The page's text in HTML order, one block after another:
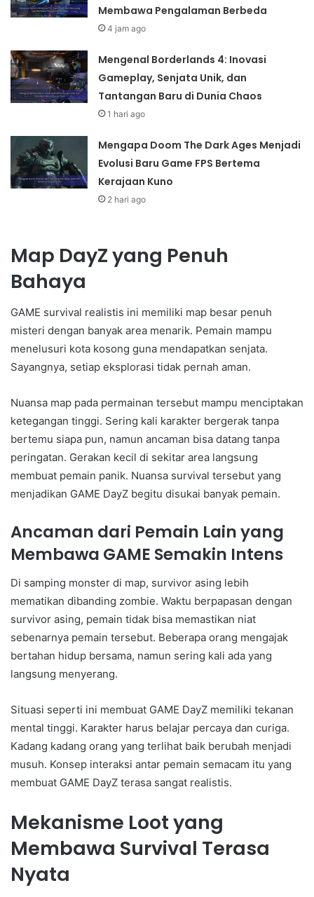
Membawa Pengalaman Berbeda
4 jam ago
Mengenal Borderlands 4: Inovasi
Gameplay, Senjata Unik, dan
Tantangan Baru di Dunia Chaos
1 hari ago
Mengapa Doom The Dark Ages Menjadi
Evolusi Baru Game FPS Bertema
Kerajaan Kuno
2 hari ago
Map DayZ yang Penuh
Bahaya
GAME survival realistis ini memiliki map besar penuh
misteri dengan banyak area menarik. Pemain mampu
menelusuri kota kosong guna mendapatkan senjata.
Sayangnya, setiap eksplorasi tidak pernah aman.
Nuansa map pada permainan tersebut mampu menciptakan
ketegangan tinggi. Sering kali karakter bergerak tanpa
bertemu siapa pun, namun ancaman bisa datang tanpa
peringatan. Gerakan kecil di sekitar area langsung
membuat pemain panik. Nuansa survival tersebut yang
menjadikan GAME DayZ begitu disukai banyak pemain.
Ancaman dari Pemain Lain yang
Membawa GAME Semakin Intens
Di samping monster di map, survivor asing lebih
mematikan dibanding zombie. Waktu berpapasan dengan
survivor asing, pemain tidak bisa memastikan niat
sebenarnya pemain tersebut. Beberapa orang mengajak
bertahan hidup bersama, namun sering kali ada yang
langsung menyerang.
Situasi seperti ini membuat GAME DayZ memiliki tekanan
mental tinggi. Karakter harus belajar percaya dan curiga.
Kadang kadang orang yang terlihat baik berubah menjadi
musuh. Konsep interaksi antar pemain semacam itu yang
membuat GAME DayZ terasa sangat realistis.
Mekanisme Loot yang
Membawa Survival Terasa
Nyata